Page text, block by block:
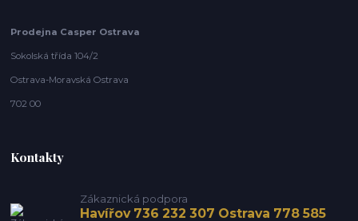
Prodejna Casper Ostrava
Sokolská třída 104/2
Ostrava-Moravská Ostrava
702 00
Kontakty
Zákaznická podpora
Havířov 736 232 307 Ostrava 778 585